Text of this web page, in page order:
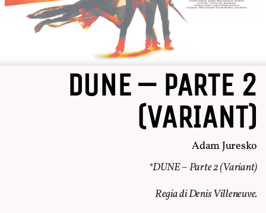
DUNE – PARTE 2
(VARIANT)
Adam Juresko
*DUNE – Parte 2 (Variant)
Regia di Denis Villeneuve.